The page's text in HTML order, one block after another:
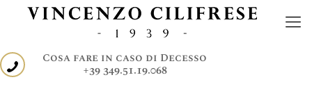
Cosa fare in caso di Decesso
+39 349.51.19.068